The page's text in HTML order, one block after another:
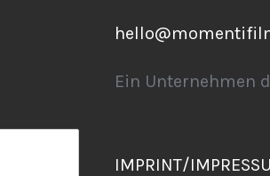
Ein Unternehmen
IMPRINT/